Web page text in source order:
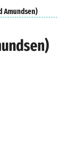
Amundsen)